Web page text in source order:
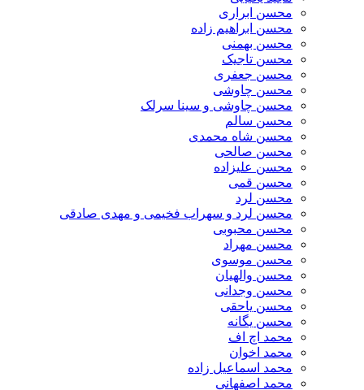
محسن ابراری
محسن ابراهیم زاده
محسن بهمنی
محسن تاجیک
محسن جعفری
محسن چاوشی
محسن چاوشی و سینا سرلک
محسن سالم
محسن شاه محمدی
محسن صالحی
محسن علیزاده
محسن قمی
محسن لرد
محسن لرد و سهراب فخیمی و مهدی صادقی
محسن محبوبی
محسن مهراد
محسن موسوی
محسن والهیان
محسن وجدانی
محسن یاحقی
محسن یگانه
محمد اچ اف
محمد اخوان
محمد اسماعیل زاده
محمد اصفهانی